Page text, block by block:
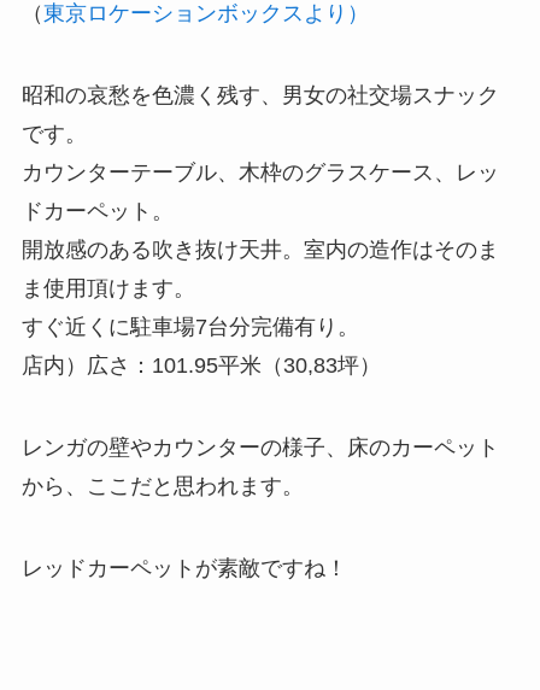
（東京ロケーションボックスより）
昭和の哀愁を色濃く残す、男女の社交場スナック
です。
カウンターテーブル、木枠のグラスケース、レッ
ドカーペット。
開放感のある吹き抜け天井。室内の造作はそのま
ま使用頂けます。
すぐ近くに駐車場7台分完備有り。
店内）広さ：101.95平米（30,83坪）
レンガの壁やカウンターの様子、床のカーペット
から、ここだと思われます。
レッドカーペットが素敵ですね！